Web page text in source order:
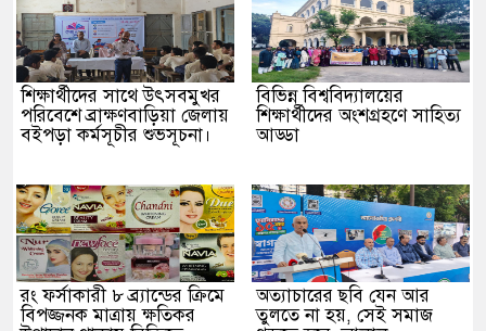
শিক্ষার্থীদের সাথে উৎসবমুখর
পরিবেশে ব্রাক্ষণবাড়িয়া জেলায়
বইপড়া কর্মসূচীর শুভসূচনা।
বিভিন্ন বিশ্ববিদ্যালয়ের
শিক্ষার্থীদের অংশগ্রহণে সাহিত্য
আড্ডা
রং ফর্সাকারী ৮ ব্র্যান্ডের ক্রিমে
বিপজ্জনক মাত্রায় ক্ষতিকর
অত্যাচারের ছবি যেন আর
তুলতে না হয়, সেই সমাজ